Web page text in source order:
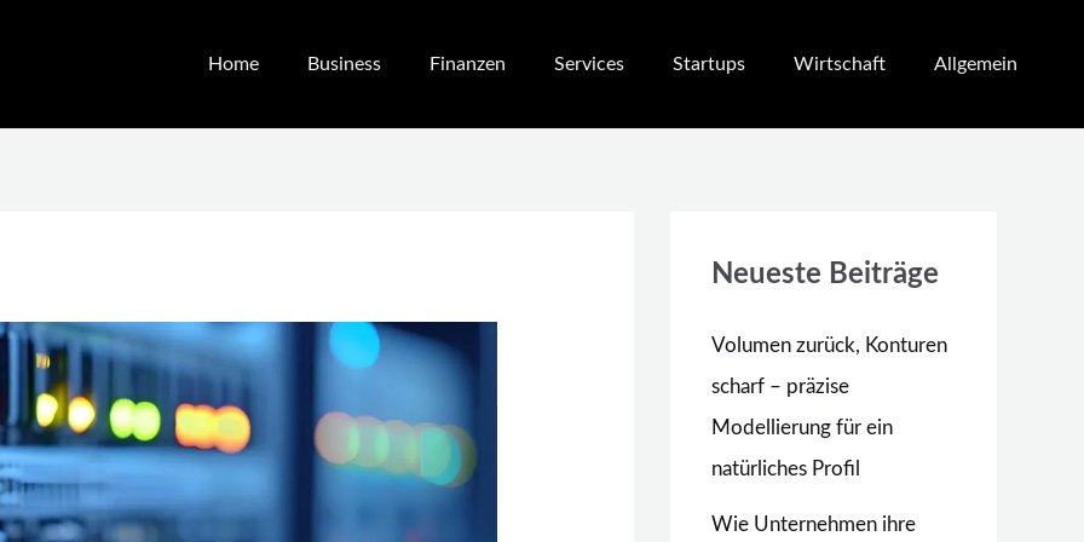
Home Business Finanzen Services Startups Wirtschaft Allgemein
Neueste Beiträge
Volumen zurück, Konturen
scharf – präzise
Modellierung für ein
natürliches Profil
Wie Unternehmen ihre